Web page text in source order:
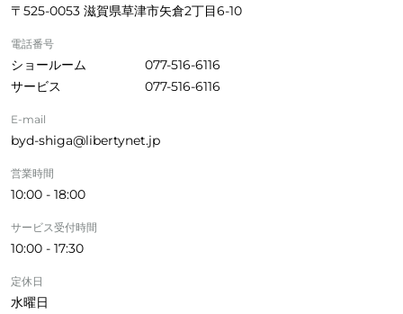
〒525-0053 滋賀県草津市矢倉2丁目6-10
電話番号
ショールーム
077-516-6116
サービス
077-516-6116
E-mail
byd-shiga@libertynet.jp
営業時間
10:00 - 18:00
サービス受付時間
10:00 - 17:30
定休日
水曜日